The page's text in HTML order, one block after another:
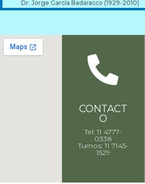
Dr. Jorge García Badaracco (1929-2010)
CONTACT
O
Tel: 11 4777-
0338
Turnos: 11 7145-
1529